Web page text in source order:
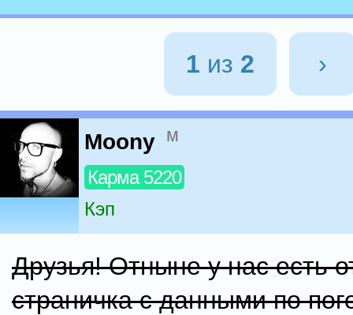
1 из 2 ›
Moony м
Карма 5220
Кэп
Друзья! Отныне у нас есть
страничка с данными по